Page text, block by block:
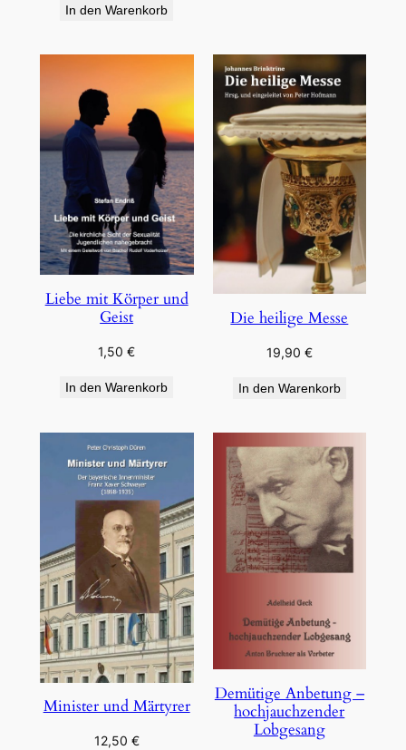
In den Warenkorb
Liebe mit Körper und
Geist
1,50€
In den Warenkorb
Die heilige Messe
19,90 €
In den Warenkorb
Minister und Märtyrer
12,50 €
Demütige Anbetung –
hochjauchzender
Lobgesang